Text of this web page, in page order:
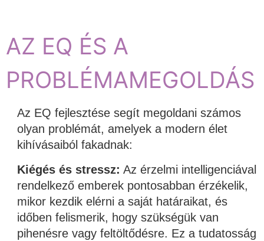
AZ EQ ÉS A
PROBLÉMAMEGOLDÁS
Az EQ fejlesztése segít megoldani számos
olyan problémát, amelyek a modern élet
kihívásaiból fakadnak:
Kiégés és stressz: Az érzelmi intelligenciával
rendelkező emberek pontosabban érzékelik,
mikor kezdik elérni a saját határaikat, és
időben felismerik, hogy szükségük van
pihenésre vagy feltöltődésre. Ez a tudatosság